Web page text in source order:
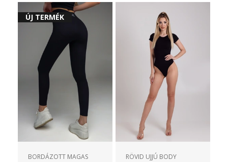
ÚJ TERMÉK
BORDÁZOTT MAGAS
RÖVID UJJÚ BODY